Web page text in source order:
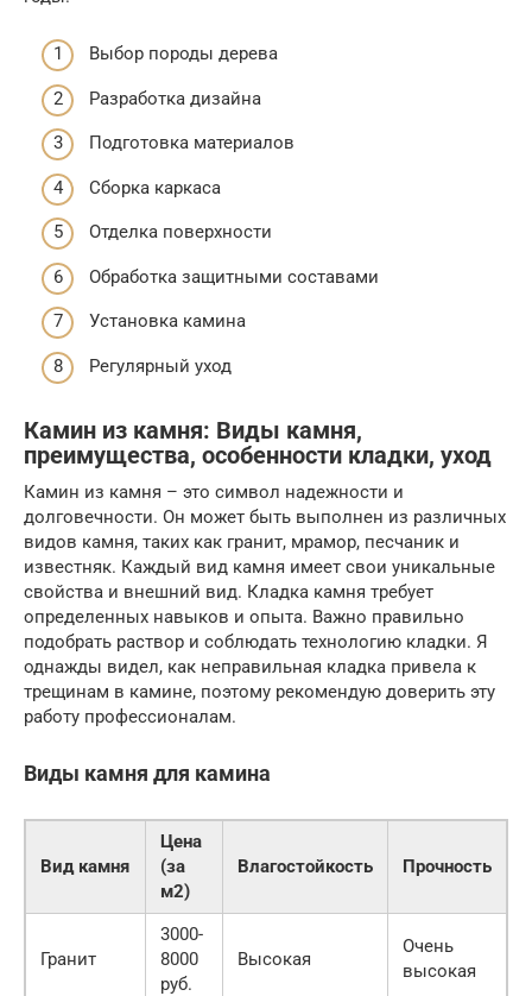
Выбор породы дерева
Разработка дизайна
Подготовка материалов
Сборка каркаса
Отделка поверхности
Обработка защитными составами
Установка камина
Регулярный уход
Камин из камня: Виды камня,
преимущества, особенности кладки, уход
Камин из камня – это символ надежности и
долговечности. Он может быть выполнен из различных
видов камня, таких как гранит, мрамор, песчаник и
известняк. Каждый вид камня имеет свои уникальные
свойства и внешний вид. Кладка камня требует
определенных навыков и опыта. Важно правильно
подобрать раствор и соблюдать технологию кладки. Я
однажды видел, как неправильная кладка привела к
трещинам в камине, поэтому рекомендую доверить эту
работу профессионалам.
Виды камня для камина
Вид камня
Цена
(за
м2)
Влагостойкость Прочность
Гранит
3000-
8000
руб.
Высокая
Очень
высокая